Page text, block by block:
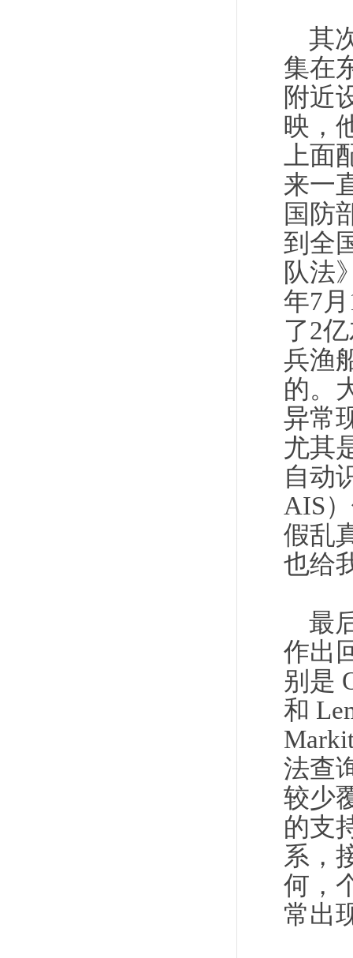
其
集在
附近
映，
上
来一
国防
到全
队法
年7
了2
兵渔
的。
异常
尤其
自动
AIS
假乱
也给
最
作出
别是
和
法查
较少
的支
系，
何，
常出